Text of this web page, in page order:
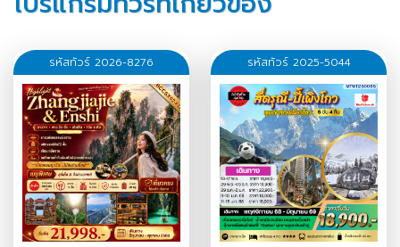
รหัสทัวร์ 2026-8276 รหัสทัวร์ 2025-5044